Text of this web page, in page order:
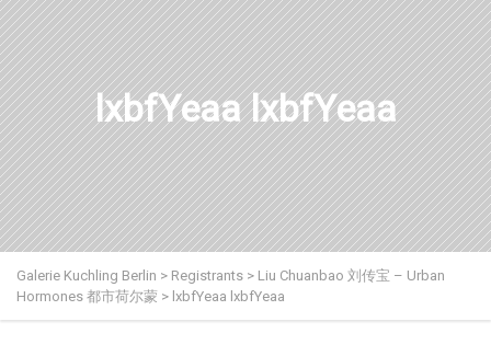
lxbfYeaa lxbfYeaa
Galerie Kuchling Berlin > Registrants > Liu Chuanbao 刘传宝 – Urban
Hormones 都市荷尔蒙 > lxbfYeaa lxbfYeaa